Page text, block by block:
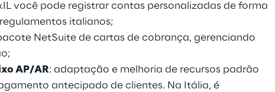
você pode registrar contas personalizadas de forma
italianos;
NetSuite de cartas de cobrança, gerenciando
AP/AR: adaptação e melhoria de recursos padrão
antecipado de clientes. Na Itália, é